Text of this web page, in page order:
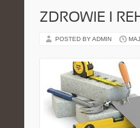
ZDROWIE I
POSTED BY ADMIN